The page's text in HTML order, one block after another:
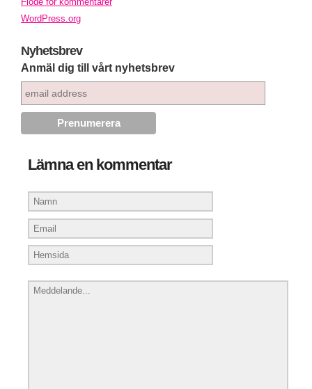
WordPress.org
Nyhetsbrev
Anmäl dig till vårt nyhetsbrev
Lämna en kommentar